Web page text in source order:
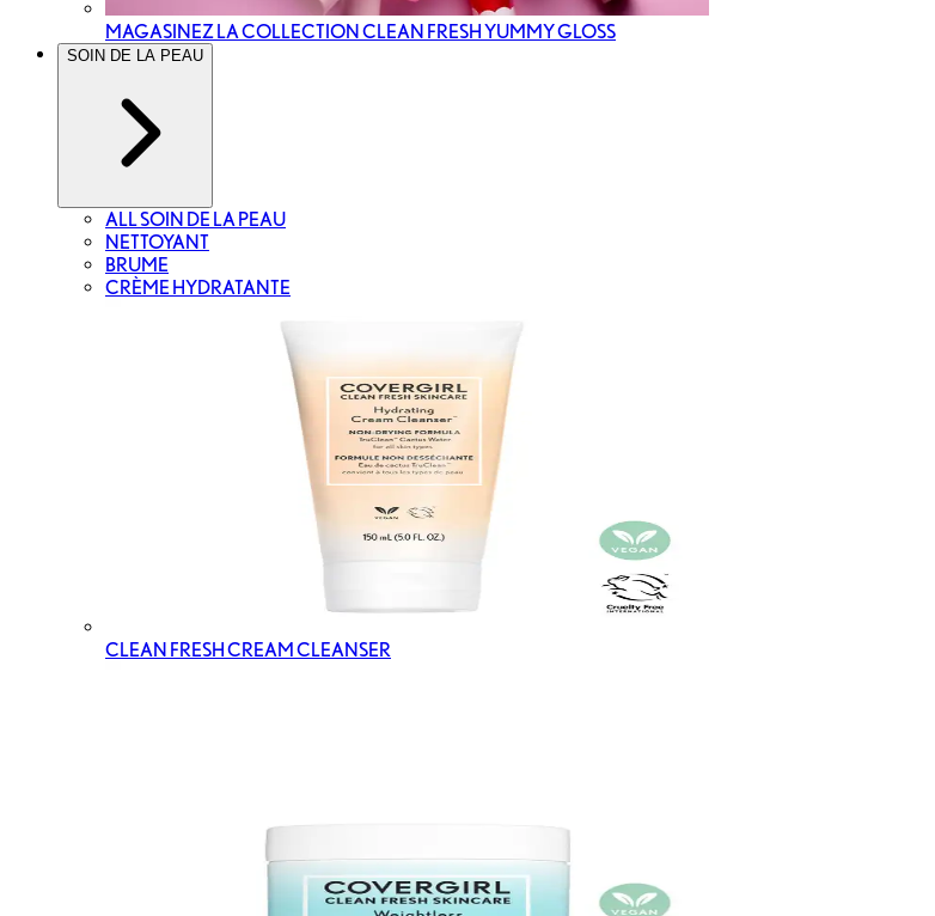
MAGASINEZ LA COLLECTION CLEAN FRESH YUMMY GLOSS
SOIN DE LA PEAU
ALL SOIN DE LA PEAU
NETTOYANT
BRUME
CRÈME HYDRATANTE
CLEAN FRESH CREAM CLEANSER